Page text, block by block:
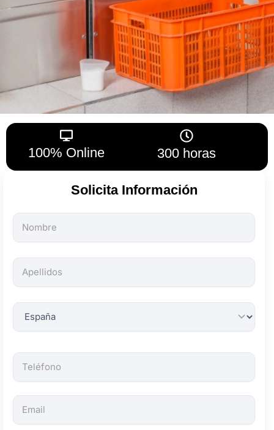
100% Online 300 horas
Solicita Información
Todos
los
son
obligatorios.